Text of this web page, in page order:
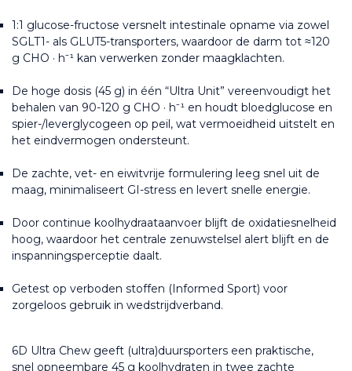
1:1 glucose-fructose versnelt intestinale opname via zowel
SGLT1- als GLUT5-transporters, waardoor de darm tot ≈120
g CHO · h⁻¹ kan verwerken zonder maagklachten.
De hoge dosis (45 g) in één “Ultra Unit” vereenvoudigt het
behalen van 90-120 g CHO · h⁻¹ en houdt bloedglucose en
spier-/leverglycogeen op peil, wat vermoeidheid uitstelt en
het eindvermogen ondersteunt.
De zachte, vet- en eiwitvrije formulering leeg snel uit de
maag, minimaliseert GI-stress en levert snelle energie.
Door continue koolhydraataanvoer blijft de oxidatiesnelheid
hoog, waardoor het centrale zenuwstelsel alert blijft en de
inspanningsperceptie daalt.
Getest op verboden stoffen (Informed Sport) voor
zorgeloos gebruik in wedstrijdverband.
6D Ultra Chew geeft (ultra)duursporters een praktische,
snel opneembare 45 g koolhydraten in twee zachte